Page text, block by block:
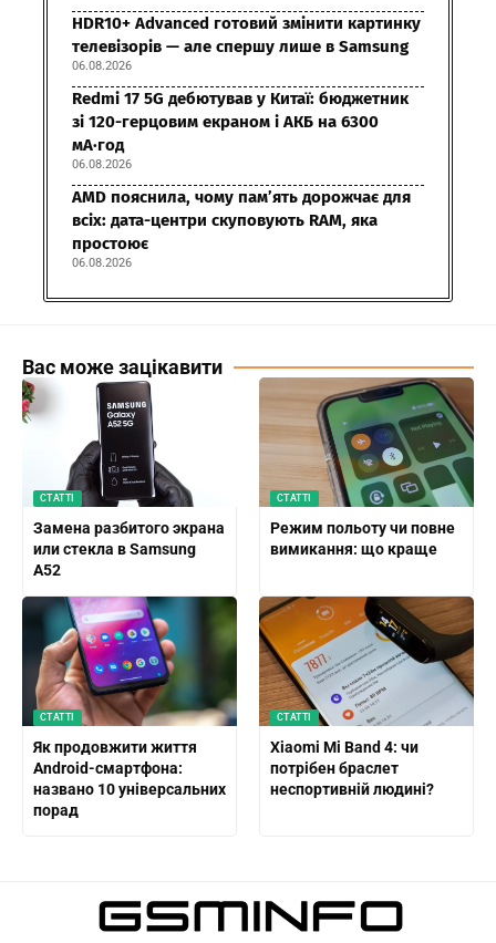
HDR10+ Advanced готовий змінити картинку
телевізорів — але спершу лише в Samsung
06.08.2026
Redmi 17 5G дебютував у Китаї: бюджетник
зі 120-герцовим екраном і АКБ на 6300
мА·год
06.08.2026
AMD пояснила, чому пам’ять дорожчає для
всіх: дата-центри скуповують RAM, яка
простоює
06.08.2026
Вас може зацікавити
СТАТТІ
Замена разбитого экрана
или стекла в Samsung
A52
СТАТТІ
Режим польоту чи повне
вимикання: що краще
СТАТТІ
Як продовжити життя
Android-смартфона:
названо 10 універсальних
порад
СТАТТІ
Xiaomi Mi Band 4: чи
потрібен браслет
неспортивній людині?